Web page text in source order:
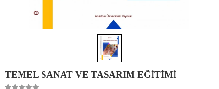
TEMEL SANAT VE TASARIM EĞİTİMİ